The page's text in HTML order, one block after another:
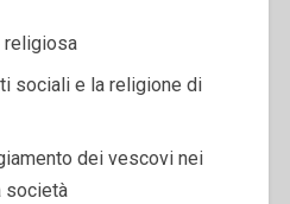
religiosa
sociali e la religione di
dei vescovi nei
società